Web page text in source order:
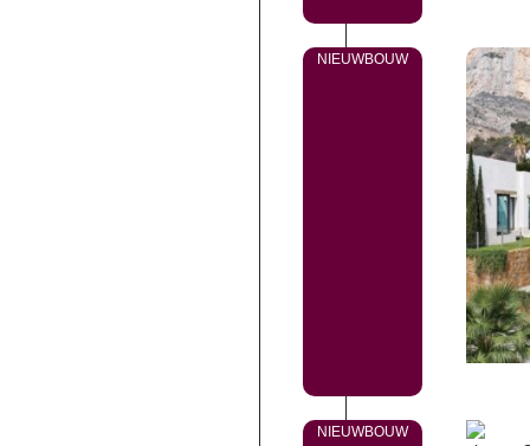
NIEUWBOUW
NIEUWBOUW